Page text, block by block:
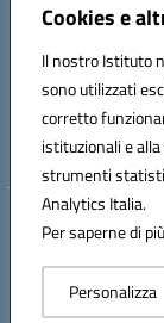
Cookies e
Il nostro Istituto
sono utilizzati
corretto
istituzionali e
strumenti
Analytics Italia.
Per saperne di
Personalizza
Indirizzo:Via Vaccari
Posta elettronica
Codice fiscale:
Codice